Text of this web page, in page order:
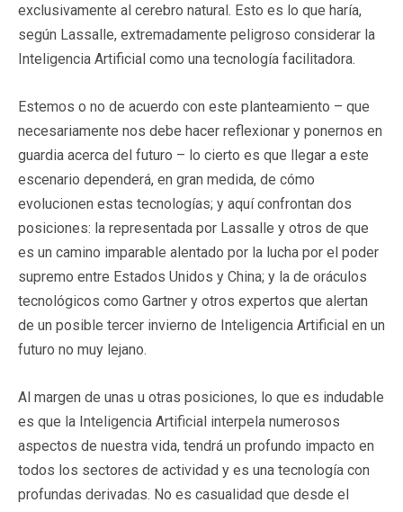
exclusivamente al cerebro natural. Esto es lo que haría,
según Lassalle, extremadamente peligroso considerar la
Inteligencia Artificial como una tecnología facilitadora.
Estemos o no de acuerdo con este planteamiento – que
necesariamente nos debe hacer reflexionar y ponernos en
guardia acerca del futuro – lo cierto es que llegar a este
escenario dependerá, en gran medida, de cómo
evolucionen estas tecnologías; y aquí confrontan dos
posiciones: la representada por Lassalle y otros de que
es un camino imparable alentado por la lucha por el poder
supremo entre Estados Unidos y China; y la de oráculos
tecnológicos como Gartner y otros expertos que alertan
de un posible tercer invierno de Inteligencia Artificial en un
futuro no muy lejano.
Al margen de unas u otras posiciones, lo que es indudable
es que la Inteligencia Artificial interpela numerosos
aspectos de nuestra vida, tendrá un profundo impacto en
todos los sectores de actividad y es una tecnología con
profundas derivadas. No es casualidad que desde el